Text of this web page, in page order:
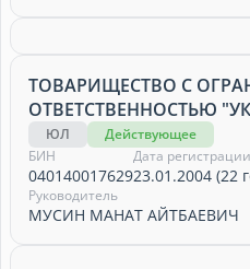
ТОВАРИЩЕСТВО С
ОТВЕТСТВЕННОСТЬЮ
ЮЛ
Действующее
БИН
040140017629
Дата регистрации
23.01.2004 (22
Руководитель
МУСИН МАНАТ АЙТБАЕВИЧ